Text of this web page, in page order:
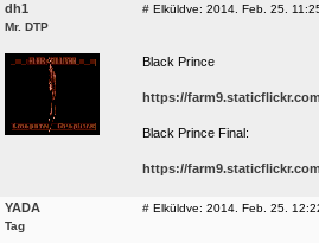
dh1
Mr. DTP
# Elküldve: 2014. Feb. 25.
Black Prince
https://
Black Prince Final:
https://
YADA
Tag
# Elküldve: 2014. Feb. 25.